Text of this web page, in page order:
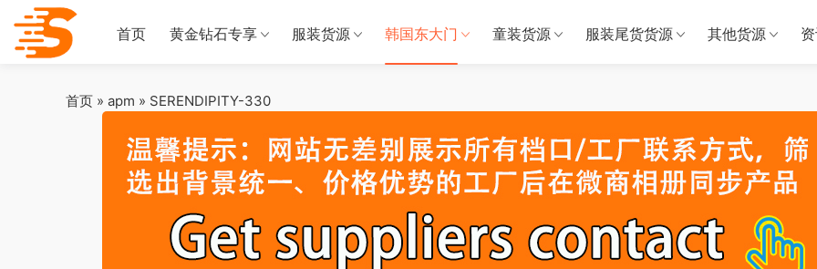
首页 黄金钻石专享 服装货源 韩国东大门 童装货源 服装尾货货源 其他货源
首页 » apm » SERENDIPITY-330